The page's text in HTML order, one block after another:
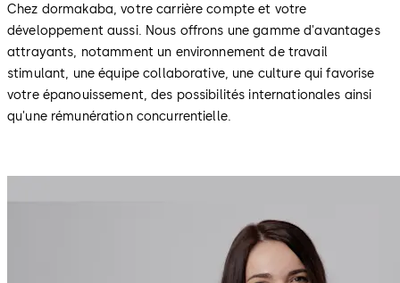
Chez dormakaba, votre carrière compte et votre
développement aussi. Nous offrons une gamme d'avantages
attrayants, notamment un environnement de travail
stimulant, une équipe collaborative, une culture qui favorise
votre épanouissement, des possibilités internationales ainsi
qu'une rémunération concurrentielle.